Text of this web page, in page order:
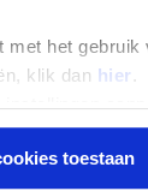
met het gebruik
klik dan hier .
gewenst
toestaan
reis
€ 595,-